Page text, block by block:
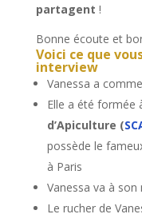
partagent !
Bonne écoute et
Voici ce que
interview
Vanessa a
Elle a été formée
d’Apiculture (
possède le
à Paris
Vanessa va à
Le rucher de